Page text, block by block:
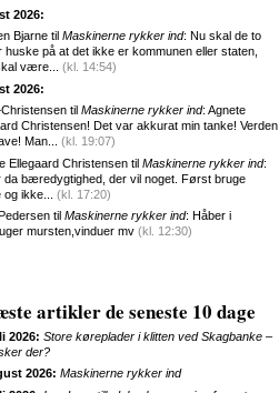
2026:
Bjarne til Maskinerne rykker ind: Nu skal de to
huske på at det ikke er kommunen eller staten,
være... (kl. 14:54)
2026:
til Maskinerne rykker ind: Agnete
Christensen! Det var akkurat min tanke! Verden
Man... (kl. 19:07)
Ellegaard Christensen til Maskinerne rykker ind:
da bæredygtighed, der vil noget. Først bruge
og ikke... (kl. 17:20)
til Maskinerne rykker ind: Håber i
mursten,vinduer mv (kl. 12:30)
artikler de seneste 10 dage
2026: Store køreplader i klitten ved Skagbanke –
der?
2026: Maskinerne rykker ind